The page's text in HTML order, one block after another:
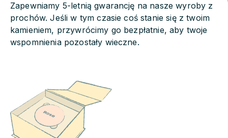
Zapewniamy 5-letnią gwarancję na nasze wyroby z
prochów. Jeśli w tym czasie coś stanie się z twoim
kamieniem, przywrócimy go bezpłatnie, aby twoje
wspomnienia pozostały wieczne.